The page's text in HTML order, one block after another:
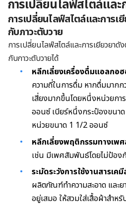
การเปลี่ยนไลฟ์สไตล์และ
การเปลี่ยนไลฟ์สไตล์และการ
กับภาวะตับวาย
การเปลี่ยนไลฟ์สไตล์และการเยียวยา
กับภาวะตับวายได้
หลีกเลี่ยงเครื่องดื่มแอลกอ
ความถี่ในการดื่ม หากดื่มมาก
เสี่ยงมากขึ้นโดยหนึ่งหน่วยก
ออนซ์ เบียร์หนึ่งกระป๋องขนา
หน่วยขนาด 1 1/2 ออนซ์
หลีกเลี่ยงพฤติกรรมทางเพ
เช่น มีเพศสัมพันธ์โดยไม่ป้อ
ระมัดระวังการใช้งานสารเค
ผลิตภัณฑ์ทำความสะอาด และ
อยู่เสมอ ให้สวมใส่เสื้อผ้าสำห